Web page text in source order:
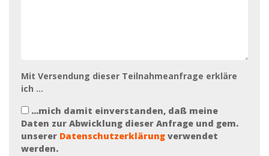
Mit Versendung dieser Teilnahmeanfrage erkläre
ich ...
Datenschutz
...mich damit einverstanden, daß meine
Daten zur Abwicklung dieser Anfrage und gem.
unserer Datenschutzerklärung verwendet
werden.